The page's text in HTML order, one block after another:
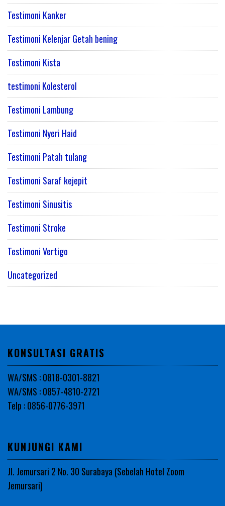
Testimoni Kanker
Testimoni Kelenjar Getah bening
Testimoni Kista
testimoni Kolesterol
Testimoni Lambung
Testimoni Nyeri Haid
Testimoni Patah tulang
Testimoni Saraf kejepit
Testimoni Sinusitis
Testimoni Stroke
Testimoni Vertigo
Uncategorized
KONSULTASI GRATIS
WA/SMS : 0818-0301-8821
WA/SMS : 0857-4810-2721
Telp : 0856-0776-3971
KUNJUNGI KAMI
Jl. Jemursari 2 No. 30 Surabaya (Sebelah Hotel Zoom
Jemursari)